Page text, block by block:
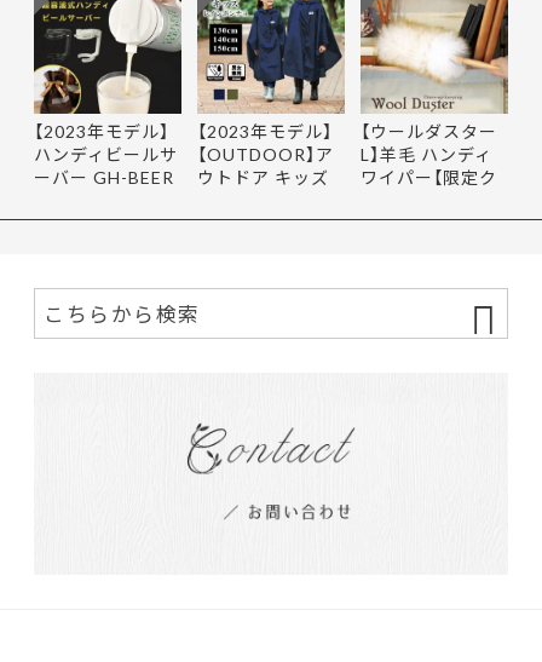
【2023年モデル】
ハンディビールサ
ーバー GH-BEER
【2023年モデル】
【OUTDOOR】ア
ウトドア キッズ
【ウールダスター
L】羊毛 ハンディ
ワイパー【限定ク